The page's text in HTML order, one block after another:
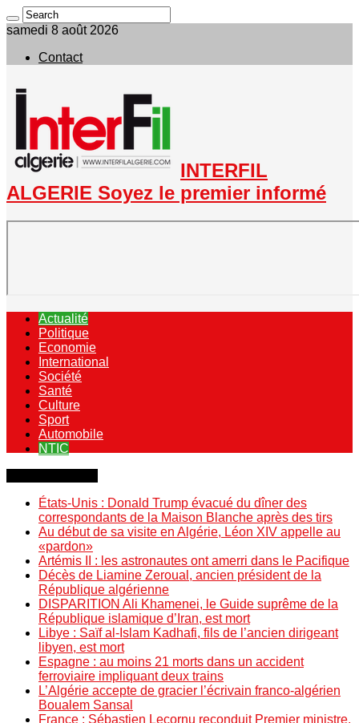
samedi 8 août 2026
Contact
INTERFIL
ALGERIE Soyez le premier informé
Actualité
Politique
Economie
International
Société
Santé
Culture
Sport
Automobile
NTIC
États-Unis : Donald Trump évacué du dîner des
correspondants de la Maison Blanche après des tirs
Au début de sa visite en Algérie, Léon XIV appelle au
«pardon»
Artémis II : les astronautes ont amerri dans le Pacifique
Décès de Liamine Zeroual, ancien président de la
République algérienne
DISPARITION Ali Khamenei, le Guide suprême de la
République islamique d’Iran, est mort
Libye : Saïf al-Islam Kadhafi, fils de l’ancien dirigeant
libyen, est mort
Espagne : au moins 21 morts dans un accident
ferroviaire impliquant deux trains
L’Algérie accepte de gracier l’écrivain franco-algérien
Boualem Sansal
France : Sébastien Lecornu reconduit Premier ministre,